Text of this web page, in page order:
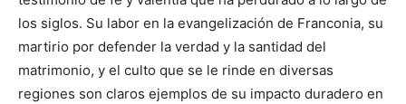
los siglos. Su labor en la evangelización de Franconia, su
martirio por defender la verdad y la santidad del
matrimonio, y el culto que se le rinde en diversas
regiones son claros ejemplos de su impacto duradero en